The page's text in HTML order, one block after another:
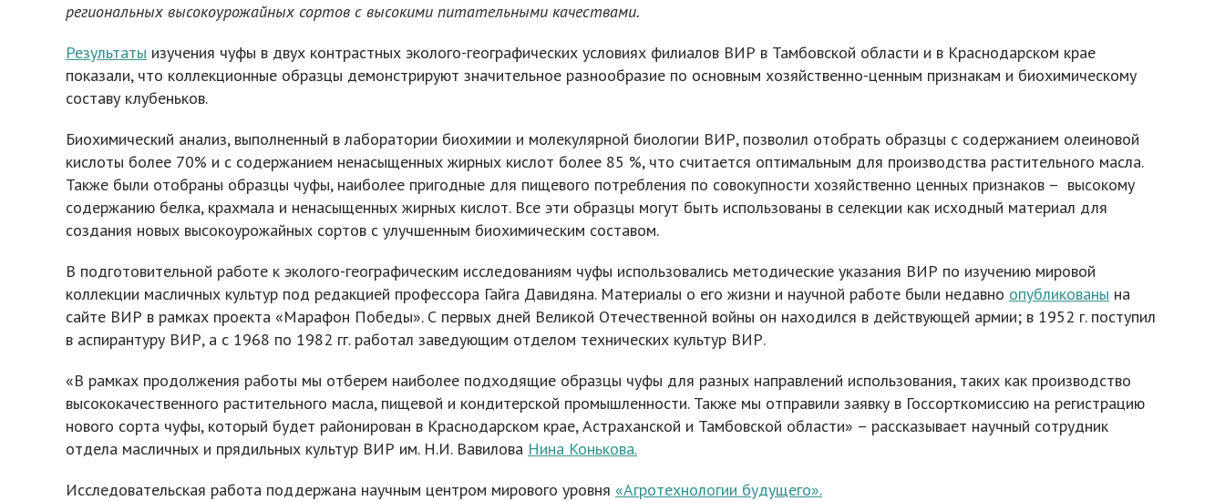
региональных высокоурожайных сортов с высокими питательными качествами.
Результаты изучения чуфы в двух контрастных эколого-географических условиях филиалов ВИР в Тамбовской области и в Краснодарском крае
показали, что коллекционные образцы демонстрируют значительное разнообразие по основным хозяйственно-ценным признакам и биохимическому
составу клубеньков.
Биохимический анализ, выполненный в лаборатории биохимии и молекулярной биологии ВИР, позволил отобрать образцы с содержанием олеиновой
кислоты более 70% и с содержанием ненасыщенных жирных кислот более 85 %, что считается оптимальным для производства растительного масла.
Также были отобраны образцы чуфы, наиболее пригодные для пищевого потребления по совокупности хозяйственно ценных признаков – высокому
содержанию белка, крахмала и ненасыщенных жирных кислот. Все эти образцы могут быть использованы в селекции как исходный материал для
создания новых высокоурожайных сортов с улучшенным биохимическим составом.
В подготовительной работе к эколого-географическим исследованиям чуфы использовались методические указания ВИР по изучению мировой
коллекции масличных культур под редакцией профессора Гайга Давидяна. Материалы о его жизни и научной работе были недавно опубликованы на
сайте ВИР в рамках проекта «Марафон Победы». С первых дней Великой Отечественной войны он находился в действующей армии; в 1952 г. поступил
в аспирантуру ВИР, а с 1968 по 1982 гг. работал заведующим отделом технических культур ВИР.
«В рамках продолжения работы мы отберем наиболее подходящие образцы чуфы для разных направлений использования, таких как производство
высококачественного растительного масла, пищевой и кондитерской промышленности. Также мы отправили заявку в Госсорткомиссию на регистрацию
нового сорта чуфы, который будет районирован в Краснодарском крае, Астраханской и Тамбовской области» – рассказывает научный сотрудник
отдела масличных и прядильных культур ВИР им. Н.И. Вавилова Нина Конькова.
Исследовательская работа поддержана научным центром мирового уровня «Агротехнологии будущего».